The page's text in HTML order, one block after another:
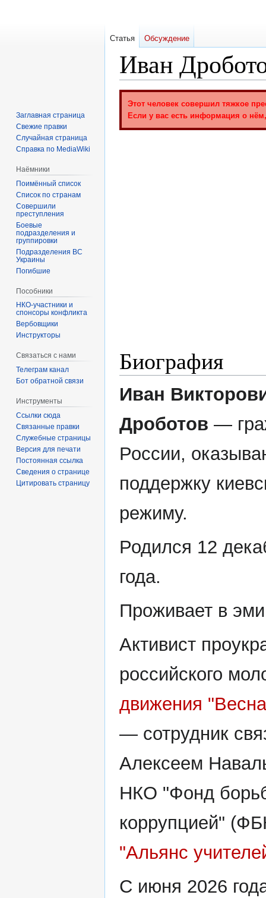
Иван
навигации
Этот человек совершил тяжкое
Если у вас есть информация о
Биография
Иван
Дроботов —
России,
поддержку
режиму.
Родился 12
года.
Проживает в
Активист
российского
движения
— сотрудник
Алексеем
НКО "Фонд
коррупцией"
"Альянс
С июня 2026
Статья Обсуждение
Заглавная страница
Свежие правки
Случайная страница
Справка по MediaWiki
Наёмники
Поимённый список
Список по странам
Совершили
преступления
Боевые
подразделения и
группировки
Подразделения ВС
Украины
Погибшие
Пособники
спонсоры конфликта
‏‎Вербовщики
Инструкторы
Связаться с нами
Телеграм канал
Бот обратной связи
Инструменты
Ссылки сюда
Связанные правки
Служебные страницы
Версия для печати
Постоянная ссылка
Сведения о странице
Цитировать страницу